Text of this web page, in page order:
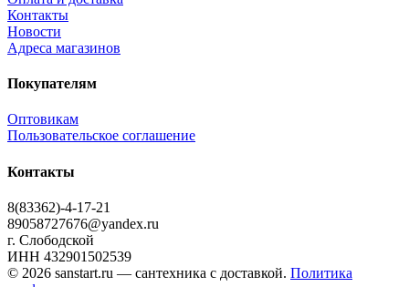
Контакты
Новости
Адреса магазинов
Покупателям
Оптовикам
Пользовательское соглашение
Контакты
8(83362)-4-17-21
89058727676@yandex.ru
г. Слободской
ИНН 432901502539
© 2026 sanstart.ru — сантехника с доставкой. Политика